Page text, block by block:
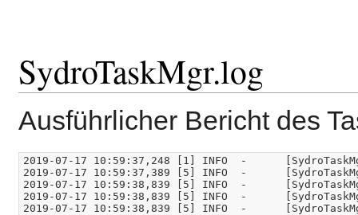
SydroTaskMgr.log
Ausführlicher Bericht des
2019-07-17 10:59:37,248 [1] INFO  -
2019-07-17 10:59:37,389 [5] INFO  -
2019-07-17 10:59:38,839 [5] INFO  -
2019-07-17 10:59:38,839 [5] INFO  -
2019-07-17 10:59:38,839 [5] INFO  -